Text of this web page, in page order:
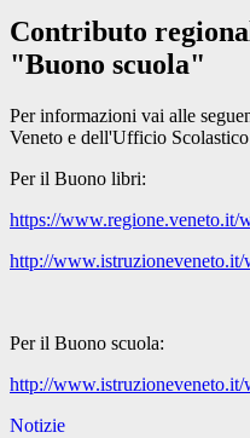
Contributo
"Buono scuola"
Per informazioni vai alle
Veneto e dell'Ufficio
Per il Buono libri:
https://www.regione.veneto.it/
http://www.istruzioneveneto.it/
Per il Buono scuola:
http://www.istruzioneveneto.it/
Notizie